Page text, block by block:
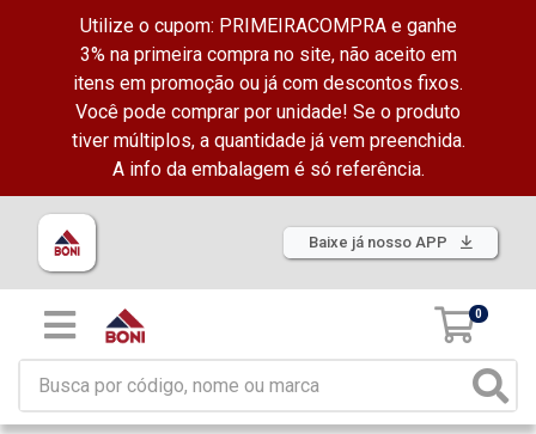
Utilize o cupom: PRIMEIRACOMPRA e ganhe
3% na primeira compra no site, não aceito em
itens em promoção ou já com descontos fixos.
Você pode comprar por unidade! Se o produto
tiver múltiplos, a quantidade já vem preenchida.
A info da embalagem é só referência.
Baixe já nosso APP
0